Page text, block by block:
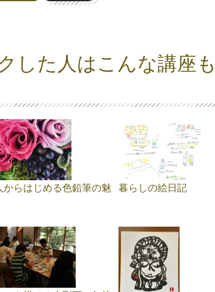
した人はこんな講座
からはじめる色鉛筆の魅
暮らしの絵日記